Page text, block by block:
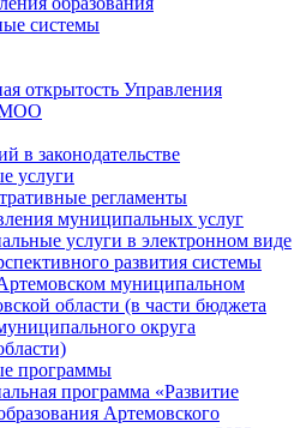
системы
открытость Управления
МОО
в законодательстве
услуги
регламенты
муниципальных услуг
услуги в электронном виде
развития системы
муниципальном
области (в части бюджета
округа
программы
программа «Развитие
Артемовского